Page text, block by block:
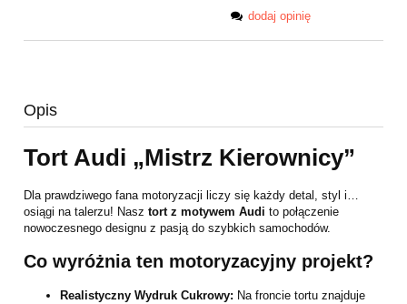
dodaj opinię
Opis
Tort Audi „Mistrz Kierownicy”
Dla prawdziwego fana motoryzacji liczy się każdy detal, styl i…
osiągi na talerzu! Nasz tort z motywem Audi to połączenie
nowoczesnego designu z pasją do szybkich samochodów.
Co wyróżnia ten motoryzacyjny projekt?
Realistyczny Wydruk Cukrowy: Na froncie tortu znajduje